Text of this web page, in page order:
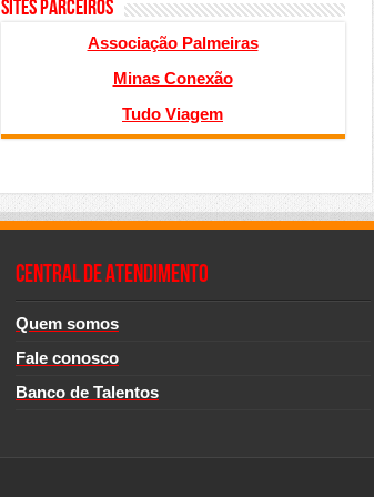
SITES PARCEIROS
Associação Palmeiras
Minas Conexão
Tudo Viagem
CENTRAL DE ATENDIMENTO
Quem somos
Fale conosco
Banco de Talentos